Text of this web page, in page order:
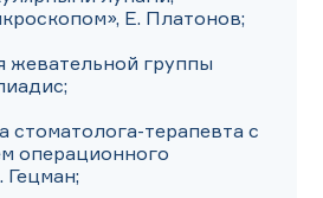
Е. Платонов;
жевательной группы
стоматолога-терапевта с
операционного
Гецман;